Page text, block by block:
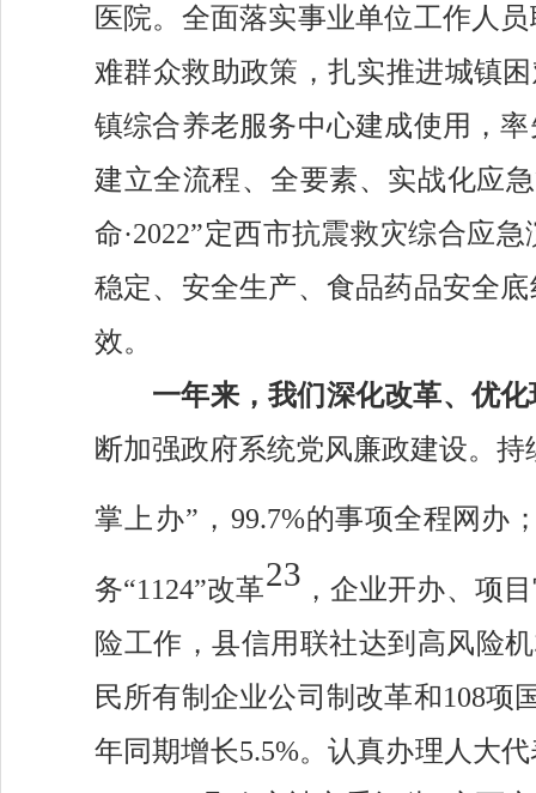
医院。全面落实事业单位工作人
难群众救助政策，扎实推进城镇
镇综合养老服务中心建成使用，
建立全流程、全要素、实战化应
命·2022”定西市抗震救灾综合应
稳定、安全生产、食品药品安全
效。
一年来，我们深化改革、优化
断加强政府系统党风廉政建设。持
掌上办”，99.7%的事项全程网办
务“1124”改革23 ，企业开办、项
险工作，县信用联社达到高风险
民所有制企业公司制改革和108项
年同期增长5.5%。认真办理 人大